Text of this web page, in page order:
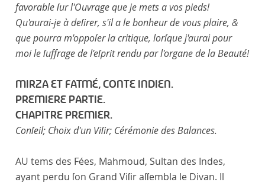
favorable ſur l'Ouvrage que je mets a vos pieds!
Qu'aurai-je à deſirer, s'il a le bonheur de vous plaire, &
que pourra m'oppoſer la critique, lorſque j'aurai pour
moi le ſuffrage de l'eſprit rendu par l'organe de la Beauté!
MIRZA ET FATMÉ, CONTE INDIEN.
PREMIERE PARTIE.
CHAPITRE PREMIER.
Conſeil; Choix d'un Viſir; Cérémonie des Balances.
AU tems des Fées, Mahmoud, Sultan des Indes,
ayant perdu ſon Grand Viſir aſſembla le Divan. Il